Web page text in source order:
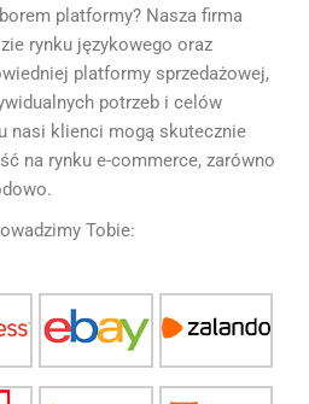
platformy? Nasza firma
rynku językowego oraz
platformy sprzedażowej,
potrzeb i celów
nasi klienci mogą skutecznie
na rynku e-commerce, zarówno
Tobie: